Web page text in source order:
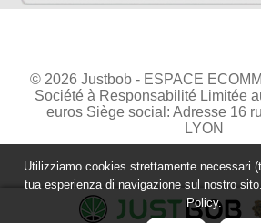
© 2026 Justbob - ESPACE
Société à Responsabilité Limitée
euros Siège social: Adresse 16
LYON
Utilizziamo cookies strettamente necessari
tua esperienza di navigazione sul nostro
Policy.